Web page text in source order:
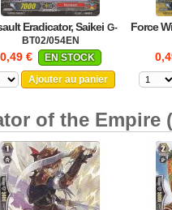
Eradicator, Saikei G-
BT02/054EN
0,49 €
EN STOCK
Ajouter au panier
Force
of the Empire